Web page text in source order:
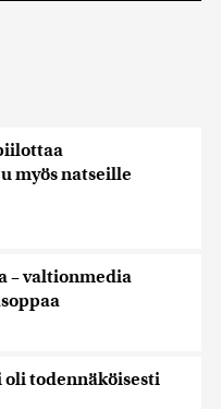
myös natseille
– valtionmedia
oli todennäköisesti